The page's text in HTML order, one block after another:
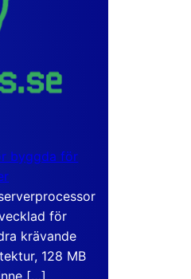
byggda för
för
krävande
128 MB
[…]